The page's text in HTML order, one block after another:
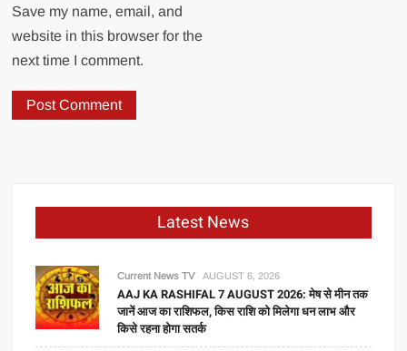
Save my name, email, and
website in this browser for the
next time I comment.
Latest News
Current News TV AUGUST 6, 2026
AAJ KA RASHIFAL 7 AUGUST 2026: मेष से मीन तक
जानें आज का राशिफल, किस राशि को मिलेगा धन लाभ और
किसे रहना होगा सतर्क